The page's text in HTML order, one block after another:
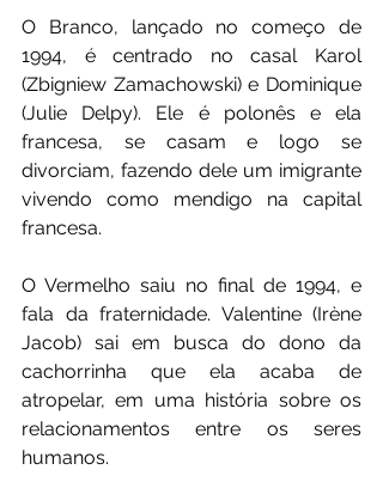
O Branco, lançado no começo de
1994, é centrado no casal Karol
(Zbigniew Zamachowski) e Dominique
(Julie Delpy). Ele é polonês e ela
francesa, se casam e logo se
divorciam, fazendo dele um imigrante
vivendo como mendigo na capital
francesa.
O Vermelho saiu no final de 1994, e
fala da fraternidade. Valentine (Irène
Jacob) sai em busca do dono da
cachorrinha que ela acaba de
atropelar, em uma história sobre os
relacionamentos entre os seres
humanos.